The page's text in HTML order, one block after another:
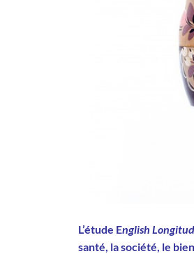
L’étude English
santé, la société, le